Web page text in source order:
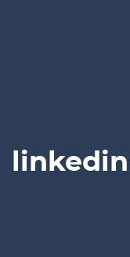
linkedin